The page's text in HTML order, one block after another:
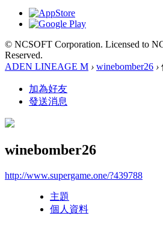
© NCSOFT Corporation. Licensed to
Reserved.
ADEN LINEAGE M › winebomber26 ›
加為好友
發送消息
winebomber26
http://www.supergame.one/?439788
主題
個人資料